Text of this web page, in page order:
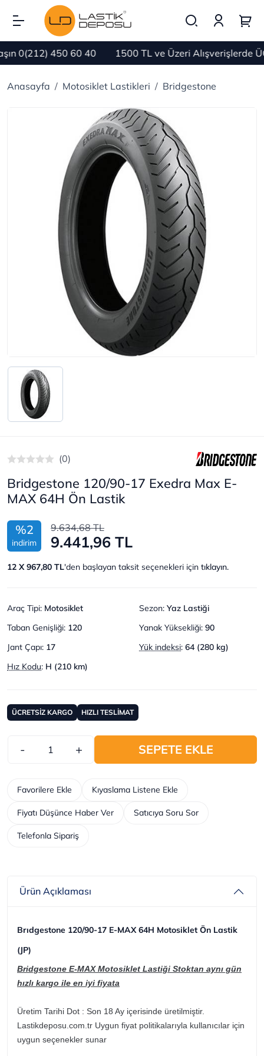
0(212) 450 60 40 1500 TL ve Üzeri Alışverişlerde
Anasayfa Motosiklet Lastikleri Bridgestone
(0)
Bridgestone 120/90-17 Exedra Max E-
MAX 64H Ön Lastik
%2
indirim
9.634,68 TL
9.441,96 TL
12 X 967,80 TL'den başlayan taksit seçenekleri için tıklayın.
Araç Tipi: Motosiklet Sezon: Yaz Lastiği
Taban Genişliği: 120 Yanak Yüksekliği: 90
Jant Çapı: 17 Yük indeksi: 64 (280 kg)
Hız Kodu: H (210 km)
ÜCRETSİZ KARGO HIZLI TESLİMAT
- + SEPETE EKLE
Telefonla Sipariş
Kıyaslama Listene Ekle
Favorilere Ekle
Fiyatı Düşünce Haber Ver Satıcıya Soru Sor
Ürün Açıklaması
Brıdgestone 120/90-17 E-MAX 64H Motosiklet Ön Lastik
(JP)
Bridgestone E-MAX Motosiklet Lastiği Stoktan aynı gün
hızlı kargo ile en iyi fiyata
Üretim Tarihi Dot : Son 18 Ay içerisinde üretilmiştir.
Lastikdeposu.com.tr Uygun fiyat politikalarıyla kullanıcılar için
uygun seçenekler sunar